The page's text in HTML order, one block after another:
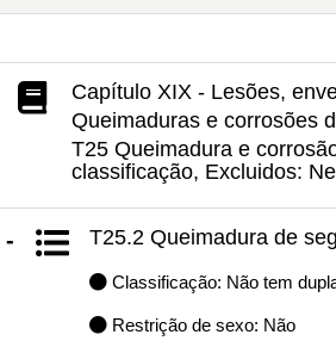
Capítulo XIX - Lesões,
Queimaduras e corrosões
T25 Queimadura e
classificação, Excluidos:
- T25.2 Queimadura de
Classificação: Não tem
Restrição de sexo: Não